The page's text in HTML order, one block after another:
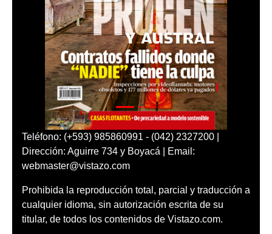
Teléfono: (+593) 985860991 - (042) 2327200 |
Dirección: Aguirre 734 y Boyacá | Email:
webmaster@vistazo.com
Prohibida la reproducción total, parcial y traducción a
cualquier idioma, sin autorización escrita de su
titular, de todos los contenidos de Vistazo.com.